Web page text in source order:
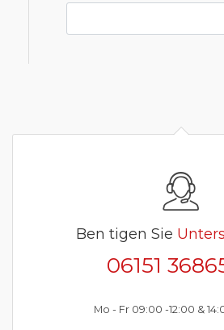
Ben tigen Sie
06151
Mo - Fr 09:00 -12:00 &